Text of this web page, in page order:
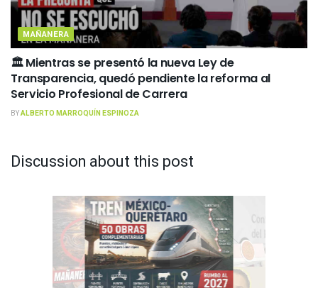
MAÑANERA
🏛️ Mientras se presentó la nueva Ley de
Transparencia, quedó pendiente la reforma al
Servicio Profesional de Carrera
BYALBERTO MARROQUÍN ESPINOZA
Discussion about this post